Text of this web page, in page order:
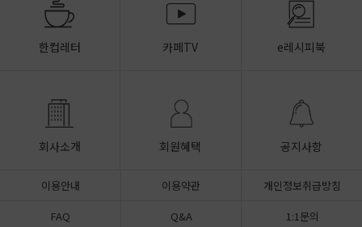
한컵레터 카페TV e레시피북
회사소개 회원혜택 공지사항
이용안내 이용약관
개인정보취급방침
FAQ
Q&A 1:1문의